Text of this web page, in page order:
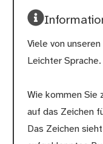
Viele von
Leichter Sprache.
Wie kommen Sie
auf das Zeichen
Das Zeichen